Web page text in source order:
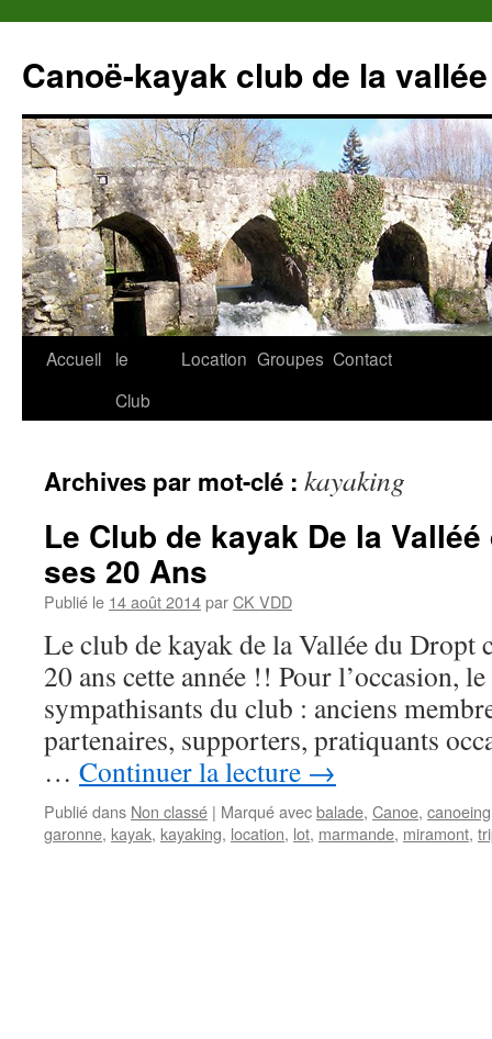
Canoë-kayak club de la
Accueil
le
Club
Location Groupes Contact
Archives par mot-clé : kayaking
Le Club de kayak De la
ses 20 Ans
Publié le 14 août 2014parCK VDD
Le club de kayak de la Vallée du Dropt
20 ans cette année !! Pour l’occasion,
sympathisants du club : anciens
partenaires, supporters, pratiquants
… Continuer la lecture →
Publié dans Non classé | Marqué avecbalade, Canoe, canoeing
garonne, kayak, kayaking, location, lot, marmande, miramont,